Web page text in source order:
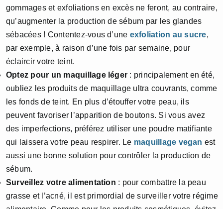
gommages et exfoliations en excès ne feront, au contraire,
qu’augmenter la production de sébum par les glandes
sébacées ! Contentez-vous d’une exfoliation au sucre,
par exemple, à raison d’une fois par semaine, pour
éclaircir votre teint.
Optez pour un maquillage léger : principalement en été,
oubliez les produits de maquillage ultra couvrants, comme
les fonds de teint. En plus d’étouffer votre peau, ils
peuvent favoriser l’apparition de boutons. Si vous avez
des imperfections, préférez utiliser une poudre matifiante
qui laissera votre peau respirer. Le maquillage vegan est
aussi une bonne solution pour contrôler la production de
sébum.
Surveillez votre alimentation : pour combattre la peau
grasse et l’acné, il est primordial de surveiller votre régime